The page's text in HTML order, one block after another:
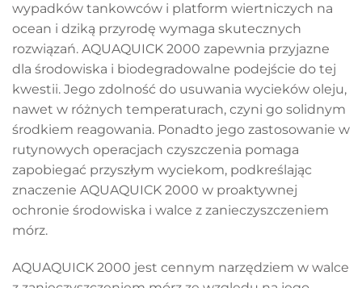
wypadków tankowców i platform wiertniczych na
ocean i dziką przyrodę wymaga skutecznych
rozwiązań. AQUAQUICK 2000 zapewnia przyjazne
dla środowiska i biodegradowalne podejście do tej
kwestii. Jego zdolność do usuwania wycieków oleju,
nawet w różnych temperaturach, czyni go solidnym
środkiem reagowania. Ponadto jego zastosowanie w
rutynowych operacjach czyszczenia pomaga
zapobiegać przyszłym wyciekom, podkreślając
znaczenie AQUAQUICK 2000 w proaktywnej
ochronie środowiska i walce z zanieczyszczeniem
mórz.
AQUAQUICK 2000 jest cennym narzędziem w walce